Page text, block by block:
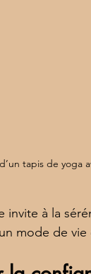
tapis de yoga
invite à la
mode de